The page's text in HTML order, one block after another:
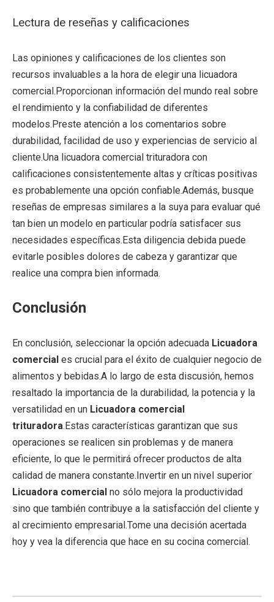
Lectura de reseñas y calificaciones
Las opiniones y calificaciones de los clientes son
recursos invaluables a la hora de elegir una licuadora
comercial.Proporcionan información del mundo real sobre
el rendimiento y la confiabilidad de diferentes
modelos.Preste atención a los comentarios sobre
durabilidad, facilidad de uso y experiencias de servicio al
cliente.Una licuadora comercial trituradora con
calificaciones consistentemente altas y críticas positivas
es probablemente una opción confiable.Además, busque
reseñas de empresas similares a la suya para evaluar qué
tan bien un modelo en particular podría satisfacer sus
necesidades específicas.Esta diligencia debida puede
evitarle posibles dolores de cabeza y garantizar que
realice una compra bien informada.
Conclusión
En conclusión, seleccionar la opción adecuada Licuadora
comercial es crucial para el éxito de cualquier negocio de
alimentos y bebidas.A lo largo de esta discusión, hemos
resaltado la importancia de la durabilidad, la potencia y la
versatilidad en un Licuadora comercial
trituradora.Estas características garantizan que sus
operaciones se realicen sin problemas y de manera
eficiente, lo que le permitirá ofrecer productos de alta
calidad de manera constante.Invertir en un nivel superior
Licuadora comercial no sólo mejora la productividad
sino que también contribuye a la satisfacción del cliente y
al crecimiento empresarial.Tome una decisión acertada
hoy y vea la diferencia que hace en su cocina comercial.